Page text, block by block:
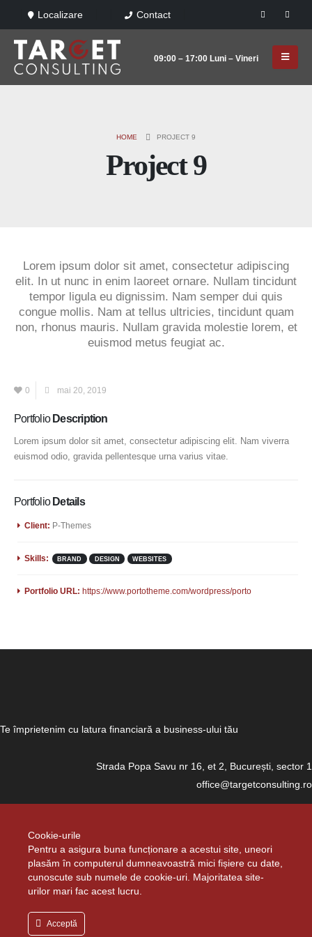
Localizare Contact
09:00 – 17:00 Luni – Vineri
HOME PROJECT 9
Project 9
Lorem ipsum dolor sit amet, consectetur adipiscing
elit. In ut nunc in enim laoreet ornare. Nullam tincidunt
tempor ligula eu dignissim. Nam semper dui quis
congue mollis. Nam at tellus ultricies, tincidunt quam
non, rhonus mauris. Nullam gravida molestie lorem, et
euismod metus feugiat ac.
0 mai 20, 2019
Portfolio Description
Lorem ipsum dolor sit amet, consectetur adipiscing elit. Nam viverra
euismod odio, gravida pellentesque urna varius vitae.
Portfolio Details
Client: P-Themes
Skills: BRAND DESIGN WEBSITES
Portfolio URL: https://www.portotheme.com/wordpress/porto
Te împrietenim cu latura financiară a business-ului tău
Strada Popa Savu nr 16, et 2, București, sector 1
office@targetconsulting.ro
Copyright © 2020 Target Consulting. Toate drepturile rezervate. Realizat de
Happy Advertising ,
Cookie-urile
Pentru a asigura buna funcționare a acestui site, uneori
plasăm în computerul dumneavoastră mici fișiere cu date,
cunoscute sub numele de cookie-uri. Majoritatea site-
urilor mari fac acest lucru.
Acceptă